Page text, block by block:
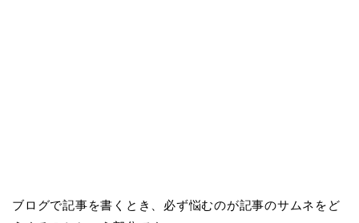
ブログで記事を書くとき、必ず悩むのが記事のサムネをど